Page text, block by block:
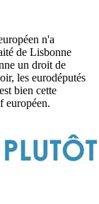
n'a
de Lisbonne
un droit de
les eurodéputés
bien cette
européen.